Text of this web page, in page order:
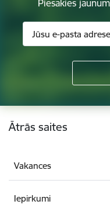
Piesakies
Kājene
Ātrās saites
Vakances
Iepirkumi